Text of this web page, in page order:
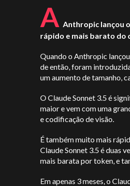
A Anthropic lançou
rápido e mais barato do
Quando o Anthropic
de então, foram
um aumento de tamanho,
O Claude Sonnet 3.5 é
maior e vem com uma
e codificação de visão.
É também muito mais
Claude Sonnet 3.5 é duas
mais barata por token, e
Em apenas 3 meses, o